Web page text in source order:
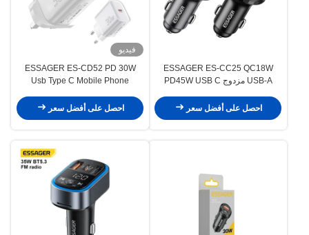
ESSAGER ES-CC25 QC18W
USB-A مزدوج PD45W USB C
رقمية
احصل على أفضل سعر
فيديو
ESSAGER ES-CD52 PD 30W
Usb Type C Mobile Phone
احصل على أفضل سعر